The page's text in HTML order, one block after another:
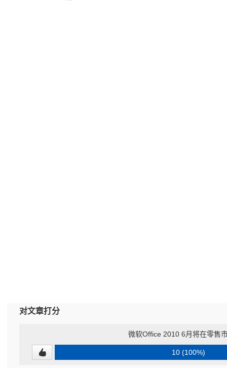
对文章打分
微软Office 2010 6月将在零售
10 (100%)